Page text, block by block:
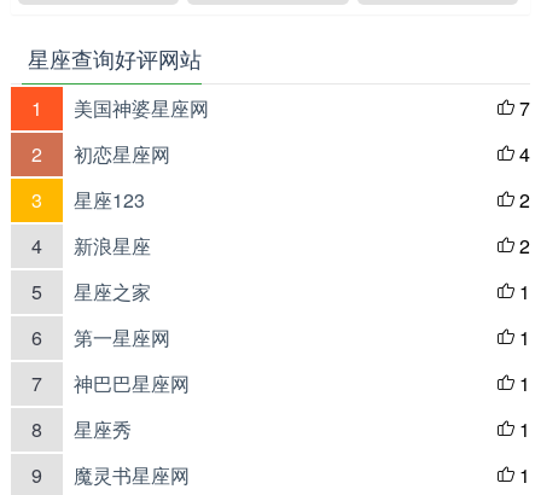
星座查询好评网站
1 美国神婆星座网  7
2
初恋星座网  4
3
星座123  2
4
新浪星座  2
5
星座之家  1
6
第一星座网  1
7
神巴巴星座网  1
8
星座秀  1
9
魔灵书星座网  1